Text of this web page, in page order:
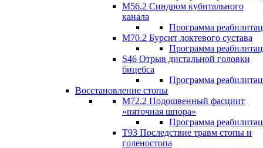
М56.2 Синдром кубитального
канала
Программа
M70.2 Бурсит локтевого сустава
Программа
S46 Отрыв дистальной головки
бицебса
Программа
Восстановление стопы
М72.2 Подошвенный фасциит
«пяточная шпора»
Программа
Т93 Последствие травм стопы и
голеностопа